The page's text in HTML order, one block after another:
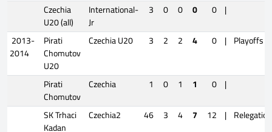
Czechia
U20 (all)
International-
Jr
3 0 0 0 0 |
2013-
2014
Pirati
Chomutov
U20
Czechia U20 3 2 2 4 0 | Playoffs
Pirati
Chomutov
Czechia 1 0 1 1 0 |
SK Trhaci
Kadan
Czechia2 46 3 4 7 12 | Relegation